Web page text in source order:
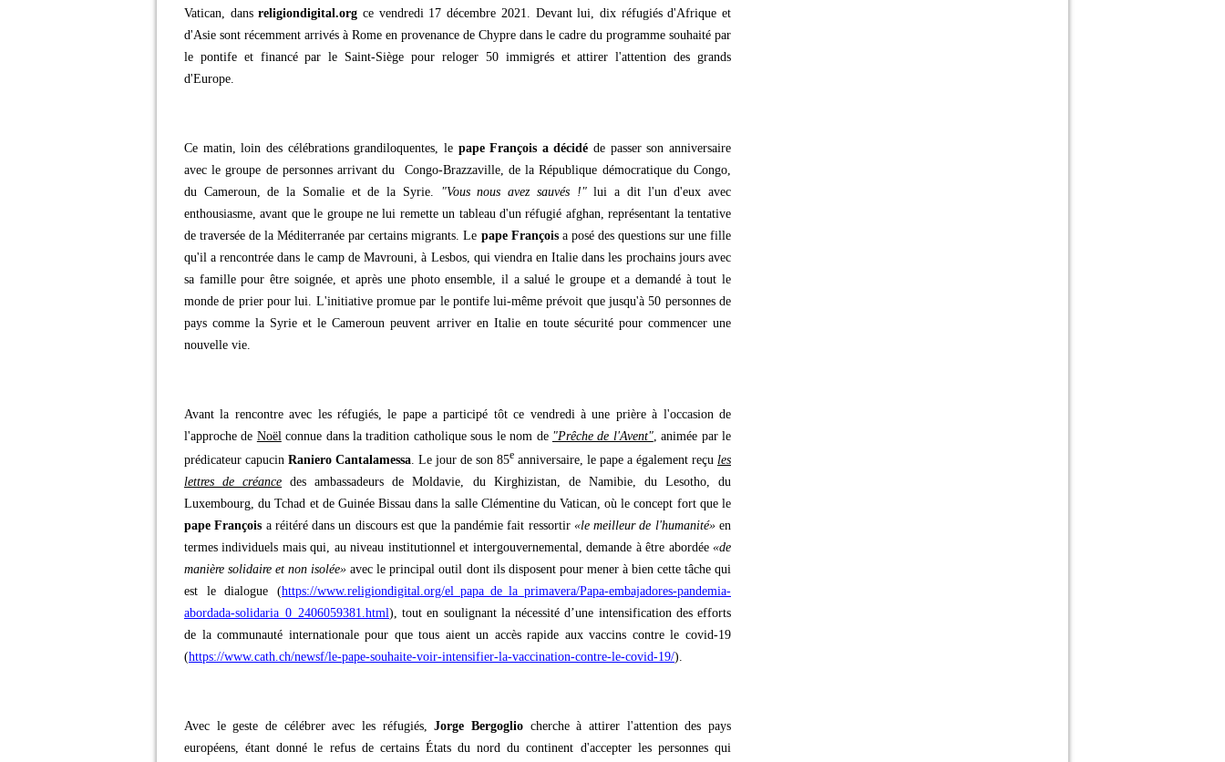
Vatican, dansreligiondigital.org ce vendredi 17 décembre 2021. Devant lui, dix réfugiés d'Afrique et
d'Asie sont récemment arrivés à Rome en provenance de Chypre dans le cadre du programme souhaité par
le pontife et financé par le Saint-Siège pour reloger 50 immigrés et attirer l'attention des grands
d'Europe.
Ce matin, loin des célébrations grandiloquentes, le pape François a décidé de passer son anniversaire
avec le groupe de personnes arrivant du Congo-Brazzaville, de la République démocratique du Congo,
du Cameroun, de la Somalie et de la Syrie. "Vous nous avez sauvés !"lui a dit l'un d'eux avec
enthousiasme, avant que le groupe ne lui remette un tableau d'un réfugié afghan, représentant la tentative
de traversée de la Méditerranée par certains migrants. Le pape Françoisa posé des questions sur une fille
qu'il a rencontrée dans le camp de Mavrouni, à Lesbos, qui viendra en Italie dans les prochains jours avec
sa famille pour être soignée, et après une photo ensemble, il a salué le groupe et a demandé à tout le
monde de prier pour lui. L'initiative promue par le pontife lui-même prévoit que jusqu'à 50 personnes de
pays comme la Syrie et le Cameroun peuvent arriver en Italie en toute sécurité pour commencer une
nouvelle vie.
Avant la rencontre avec les réfugiés, le pape a participé tôt ce vendredi à une prière à l'occasion de
l'approche de Noël connue dans la tradition catholique sous le nom de "Prêche de l'Avent", animée par le
prédicateur capucin Raniero Cantalamessa. Le jour de son 85e anniversaire, le pape a également reçu les
lettres de créance des ambassadeurs de Moldavie, du Kirghizistan, de Namibie, du Lesotho, du
Luxembourg, du Tchad et de Guinée Bissau dans la salle Clémentine du Vatican, où le concept fort que le
pape François a réitéré dans un discours est que la pandémie fait ressortir «le meilleur de l'humanité»en
termes individuels mais qui, au niveau institutionnel et intergouvernemental, demande à être abordée «de
manière solidaire et non isolée» avec le principal outil dont ils disposent pour mener à bien cette tâche qui
est le dialogue (https://www.religiondigital.org/el_papa_de_la_primavera/Papa-embajadores-pandemia-
abordada-solidaria_0_2406059381.html), tout en soulignant la nécessité d’une intensification des efforts
de la communauté internationale pour que tous aient un accès rapide aux vaccins contre le covid-19
(https://www.cath.ch/newsf/le-pape-souhaite-voir-intensifier-la-vaccination-contre-le-covid-19/).
Avec le geste de célébrer avec les réfugiés,Jorge Bergoglio cherche à attirer l'attention des pays
européens, étant donné le refus de certains États du nord du continent d'accepter les personnes qui